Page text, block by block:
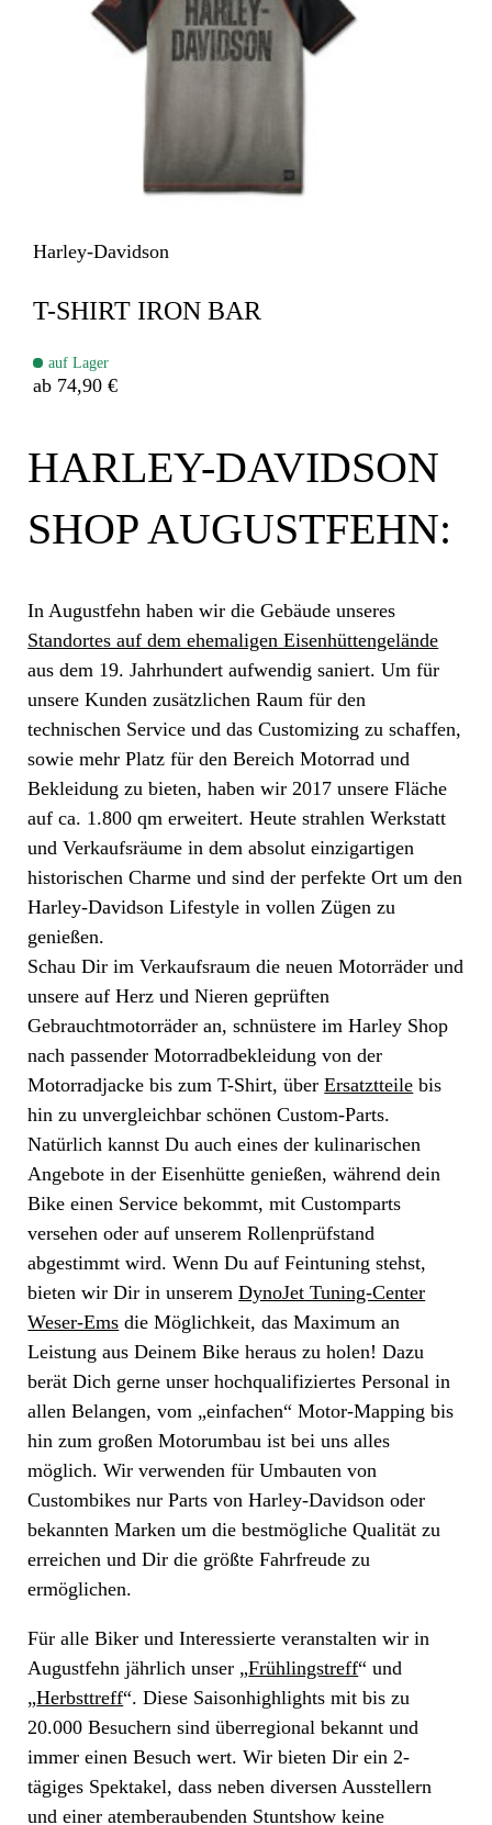
Harley-Davidson
T-SHIRT IRON BAR
auf Lager
ab 74,90 €
HARLEY-DAVIDSON
SHOP AUGUSTFEHN:
In Augustfehn haben wir die Gebäude unseres
Standortes auf dem ehemaligen Eisenhüttengelände
aus dem 19. Jahrhundert aufwendig saniert. Um für
unsere Kunden zusätzlichen Raum für den
technischen Service und das Customizing zu schaffen,
sowie mehr Platz für den Bereich Motorrad und
Bekleidung zu bieten, haben wir 2017 unsere Fläche
auf ca. 1.800 qm erweitert. Heute strahlen Werkstatt
und Verkaufsräume in dem absolut einzigartigen
historischen Charme und sind der perfekte Ort um den
Harley-Davidson Lifestyle in vollen Zügen zu
genießen.
Schau Dir im Verkaufsraum die neuen Motorräder und
unsere auf Herz und Nieren geprüften
Gebrauchtmotorräder an, schnüstere im Harley Shop
nach passender Motorradbekleidung von der
Motorradjacke bis zum T-Shirt, überErsatztteile bis
hin zu unvergleichbar schönen Custom-Parts.
Natürlich kannst Du auch eines der kulinarischen
Angebote in der Eisenhütte genießen, während dein
Bike einen Service bekommt, mit Customparts
versehen oder auf unserem Rollenprüfstand
abgestimmt wird. Wenn Du auf Feintuning stehst,
bieten wir Dir in unseremDynoJet Tuning-Center
Weser-Ems die Möglichkeit, das Maximum an
Leistung aus Deinem Bike heraus zu holen! Dazu
berät Dich gerne unser hochqualifiziertes Personal in
allen Belangen, vom „einfachen“ Motor-Mapping bis
hin zum großen Motorumbau ist bei uns alles
möglich. Wir verwenden für Umbauten von
Custombikes nur Parts von Harley-Davidson oder
bekannten Marken um die bestmögliche Qualität zu
erreichen und Dir die größte Fahrfreude zu
ermöglichen.
Für alle Biker und Interessierte veranstalten wir in
Augustfehn jährlich unser „Frühlingstreff“ und
„Herbsttreff“. Diese Saisonhighlights mit bis zu
20.000 Besuchern sind überregional bekannt und
immer einen Besuch wert. Wir bieten Dir ein 2-
tägiges Spektakel, dass neben diversen Ausstellern
und einer atemberaubenden Stuntshow keine